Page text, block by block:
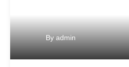
By admin